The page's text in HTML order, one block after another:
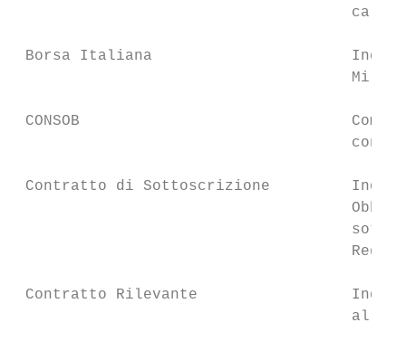
Borsa Italiana                      Indica
CONSOB
con
Contratto di Sottoscrizione
Contratto Rilevante